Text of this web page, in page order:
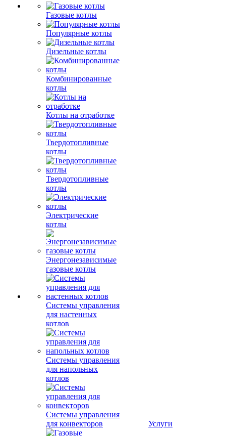
Газовые котлы
Популярные котлы
Дизельные котлы
Комбинированные
котлы
Котлы на отработке
Твердотопливные
котлы
Твердотопливные
котлы
Электрические
котлы
Энергонезависимые
газовые котлы
Системы управления
для настенных
котлов
Системы управления
для напольных
котлов
Системы управления
для конвекторов
Услуги